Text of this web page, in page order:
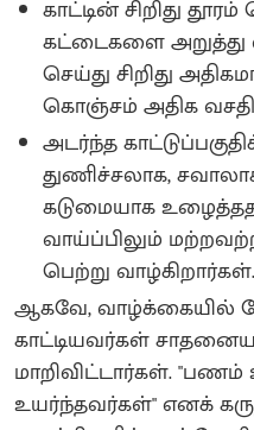
காட்டின் சிறிது
கட்டைகளை அறுத்து
செய்து சிறிது
கொஞ்சம் அதிக
அடர்ந்த
துணிச்சலாக,
கடுமையாக
வாய்ப்பிலும்
பெற்று வாழ்கிறார்கள்.
ஆகவே, வாழ்க்கையில்
காட்டியவர்கள்
மாறிவிட்டார்கள்.
உயர்ந்தவர்கள்" எனக்